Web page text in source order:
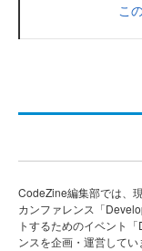
こ
CodeZine編集部では、
カンファレンス「
トするためのイベント
ンスを企画・運営してい